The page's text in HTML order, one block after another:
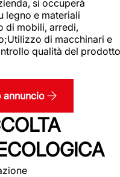
si occuperà
legno e materiali
di mobili, arredi,
di macchinari e
qualità del prodotto
annuncio